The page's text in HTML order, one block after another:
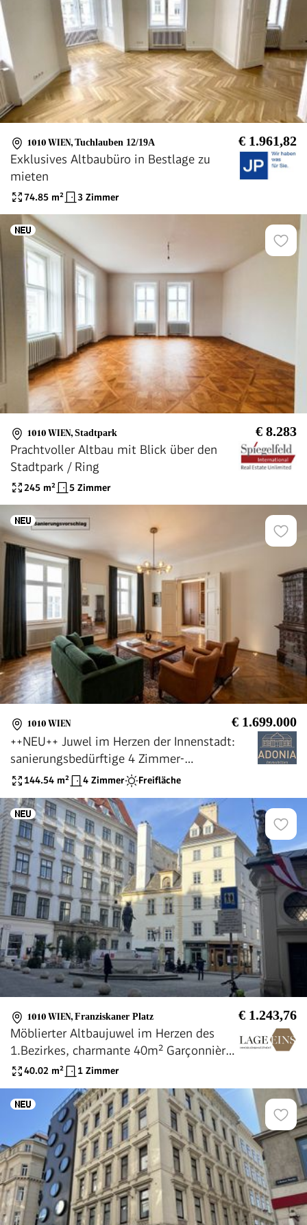
1010 WIEN, Tuchlauben 12/19A € 1.961,82
Exklusives Altbaubüro in Bestlage zu
mieten
74.85 m² 3 Zimmer
1010 WIEN, Stadtpark € 8.283
Prachtvoller Altbau mit Blick über den
Stadtpark / Ring
245 m² 5 Zimmer
1010 WIEN € 1.699.000
++NEU++ Juwel im Herzen der Innenstadt:
sanierungsbedürftige 4 Zimmer-
Altbauwohnung mit Terrasse
144.54 m² 4 Zimmer Freifläche
1010 WIEN, Franziskaner Platz € 1.243,76
Möblierter Altbaujuwel im Herzen des
1.Bezirkes, charmante 40m² Garçonnière
nahe dem idyllischen Franziskaner Platz !
40.02 m² 1 Zimmer